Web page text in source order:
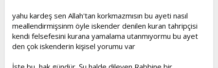
yahu kardeş sen Allah'tan korkmazmısın bu ayeti nasıl
meallendirmişsinm öyle iskender denilen kuran tahripçisi
kendi felsefesini kurana yamalama utanmıyormu bu ayet
den çok iskenderin kişisel yorumu var